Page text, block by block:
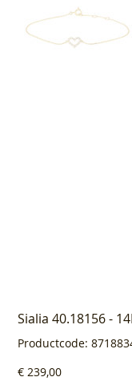
Sialia 40.18156 -
Productcode:
Prijs
€ 239,00